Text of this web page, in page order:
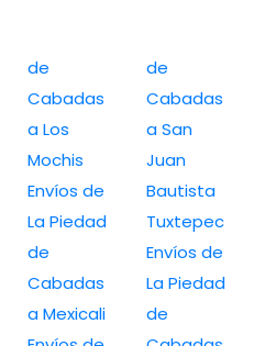
de
Cabadas
a Los
Mochis
Envíos de
La Piedad
de
Cabadas
a Mexicali
de
Cabadas
a San
Juan
Bautista
Tuxtepec
Envíos de
La Piedad
de